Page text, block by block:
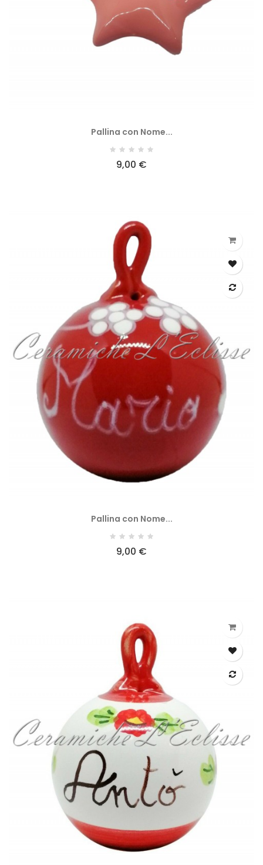
Pallina con Nome...
9,00 €
Pallina con Nome...
9,00 €